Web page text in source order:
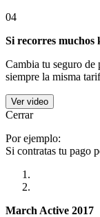
04
Si recorres muchos
Cambia tu seguro de
siempre la misma
Ver video
Cerrar
Por ejemplo:
Si contratas tu pago
March Active 2017